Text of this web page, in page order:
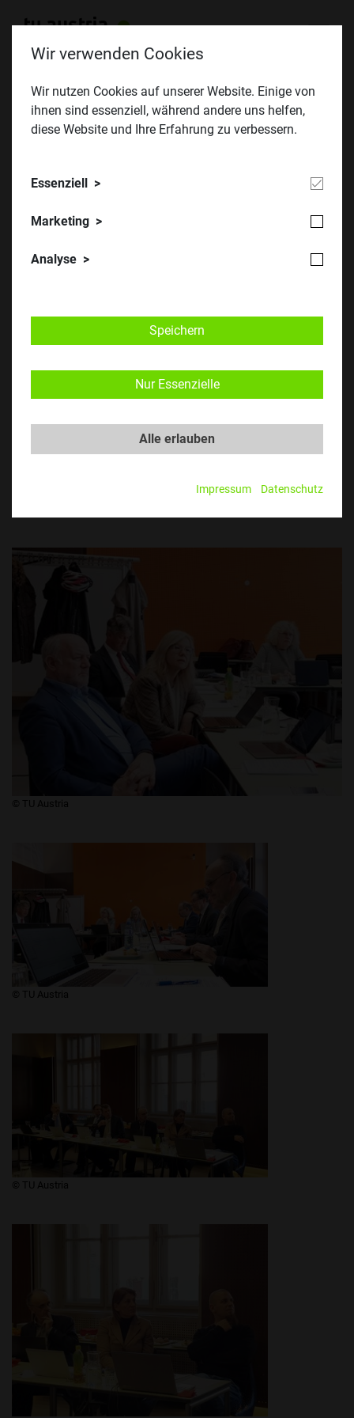
Wir verwenden Cookies
Wir nutzen Cookies auf unserer Website. Einige von
ihnen sind essenziell, während andere uns helfen,
diese Website und Ihre Erfahrung zu verbessern.
Essenziell
Marketing
Analyse
Speichern
Nur Essenzielle
Alle erlauben
Impressum Datenschutz
Jännerklausur 2020
​​​​© TU Austria
​​​​© TU Austria
​​​​© TU Austria
​​​​© TU Austria